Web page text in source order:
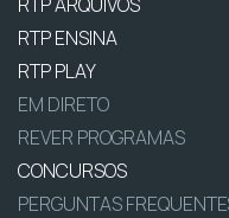
RTP ENSINA
RTP PLAY
EM DIRETO
REVER PROGRAMAS
CONCURSOS
PERGUNTAS